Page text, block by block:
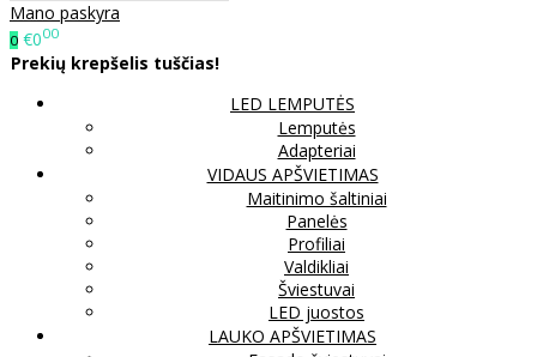
Mano paskyra
0 €000
Prekių krepšelis tuščias!
LED LEMPUTĖS
Lemputės
Adapteriai
VIDAUS APŠVIETIMAS
Maitinimo šaltiniai
Panelės
Profiliai
Valdikliai
Šviestuvai
LED juostos
LAUKO APŠVIETIMAS